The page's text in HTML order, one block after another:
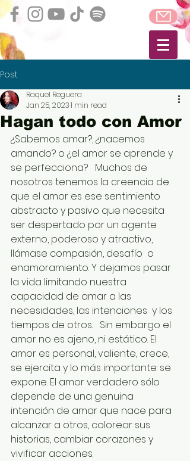
Post
Hagan todo con Amor
Raquel Reguera
Jan 25, 20231 min read
¿Sabemos amar?, ¿nacemos
amando? o ¿el amor se aprende y
se perfecciona?   Muchos de
nosotros tenemos la creencia de
que el amor es ese sentimiento
abstracto y pasivo que necesita
ser despertado por un agente
externo, poderoso y atractivo,
llámase compasión, desafío  o
enamoramiento. Y dejamos pasar
la vida limitando nuestra
capacidad de amar a las
necesidades, las intenciones  y los
tiempos de otros.   Sin embargo el
amor no es ajeno, ni estático. El
amor es personal, valiente, crece,
se ejercita y lo más importante: se
expone. El amor verdadero sólo
depende de una genuina
intención de amar que nace para
alcanzar a otros, colorear sus
historias, cambiar corazones y
vivificar acciones.